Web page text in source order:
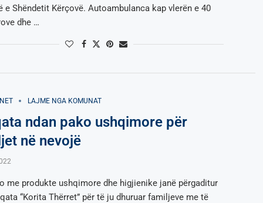
e Shëndetit Kërçovë. Autoambulanca kap vlerën e 40
dhe …
LAJME NGA KOMUNAT
ndan pako ushqimore për
në nevojë
me produkte ushqimore dhe higjienike janë përgaditur
“Korita Thërret” për të ju dhuruar familjeve me të